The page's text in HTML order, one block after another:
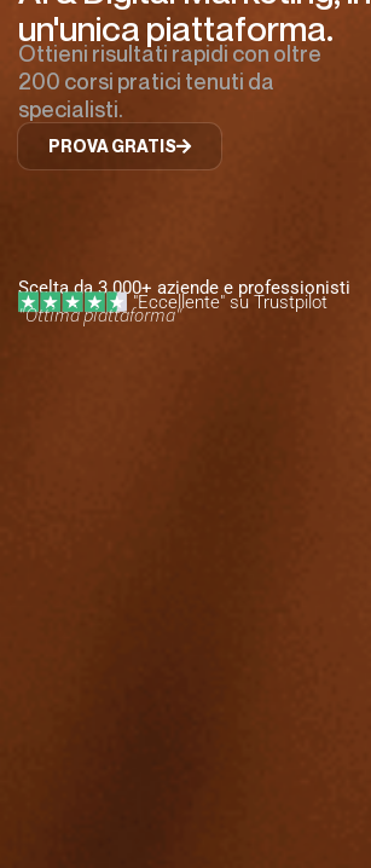
un'unica piattaforma.
Ottieni risultati rapidi con oltre
200 corsi pratici tenuti da
specialisti.
PROVA GRATIS
Scelta da 3.000+ aziende e professionisti
"Eccellente" su Trustpilot
"Varietàeperfezione di cor i"